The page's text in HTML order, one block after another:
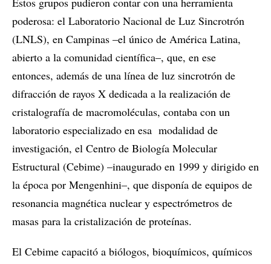
poderosa: el Laboratorio Nacional de Luz Sincrotrón
(LNLS), en Campinas –el único de América Latina,
abierto a la comunidad científica–, que, en ese
entonces, además de una línea de luz sincrotrón de
difracción de rayos X dedicada a la realización de
cristalografía de macromoléculas, contaba con un
laboratorio especializado en esa modalidad de
investigación, el Centro de Biología Molecular
Estructural (Cebime) –inaugurado en 1999 y dirigido en
la época por Mengenhini–, que disponía de equipos de
resonancia magnética nuclear y espectrómetros de
masas para la cristalización de proteínas.
El Cebime capacitó a biólogos, bioquímicos, químicos